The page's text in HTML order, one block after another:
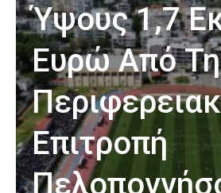
Ύψους 1,7
Ευρώ Από
Επιτροπή